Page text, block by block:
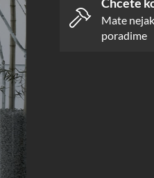
Mate
poradime